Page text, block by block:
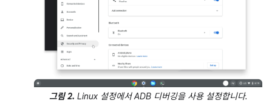
그림 2. Linux 설정에서 ADB 디버깅을 사용 설정합니다.